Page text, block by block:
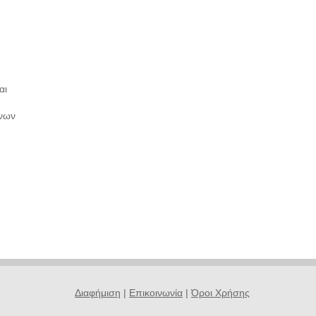
Διαφήμιση | Επικοινωνία|Όροι Χρήσης